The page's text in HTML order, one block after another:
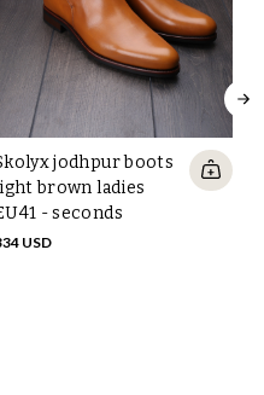
jodhpur boots
brown ladies
- seconds
USD